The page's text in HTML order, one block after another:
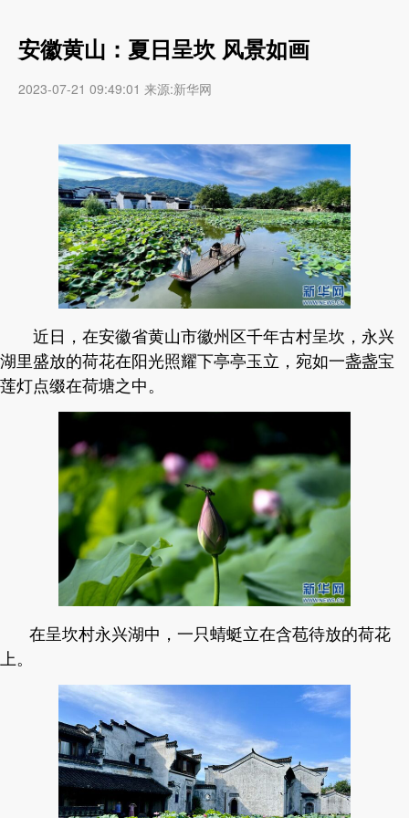
安徽黄山：夏日呈坎 风景如画
2023-07-21 09:49:01 来源:新华网
近日，在安徽省黄山市徽州区千年古村呈坎，永兴
湖里盛放的荷花在阳光照耀下亭亭玉立，宛如一盏盏宝
莲灯点缀在荷塘之中。
在呈坎村永兴湖中，一只蜻蜓立在含苞待放的荷花
上。